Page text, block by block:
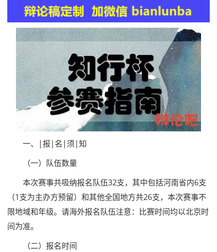
一、|报|名|须|知
（一）队伍数量
本次赛事共吸纳报名队伍32支，其中包括河南省内6支
（1支为主办方预留）和其他全国地方共26支，本次赛事不
限地域和年级。请海外报名队伍注意：比赛时间均以北京时
间为准。
（二）报名时间